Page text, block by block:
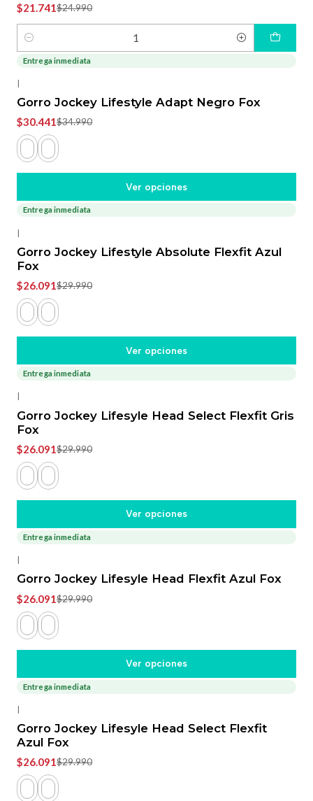
$21.741$24.990
Cantidad
-13%
Entrega inmediata
|
Gorro Jockey Lifestyle Adapt Negro Fox
$30.441$34.990
Ver opciones
Entrega inmediata
|
Gorro Jockey Lifestyle Absolute Flexfit Azul
Fox
$26.091$29.990
Ver opciones
Entrega inmediata
|
Gorro Jockey Lifesyle Head Select Flexfit Gris
Fox
$26.091$29.990
Ver opciones
-13%
Entrega inmediata
|
Gorro Jockey Lifesyle Head Flexfit Azul Fox
$26.091$29.990
Ver opciones
-13%
Entrega inmediata
|
Gorro Jockey Lifesyle Head Select Flexfit
Azul Fox
$26.091$29.990